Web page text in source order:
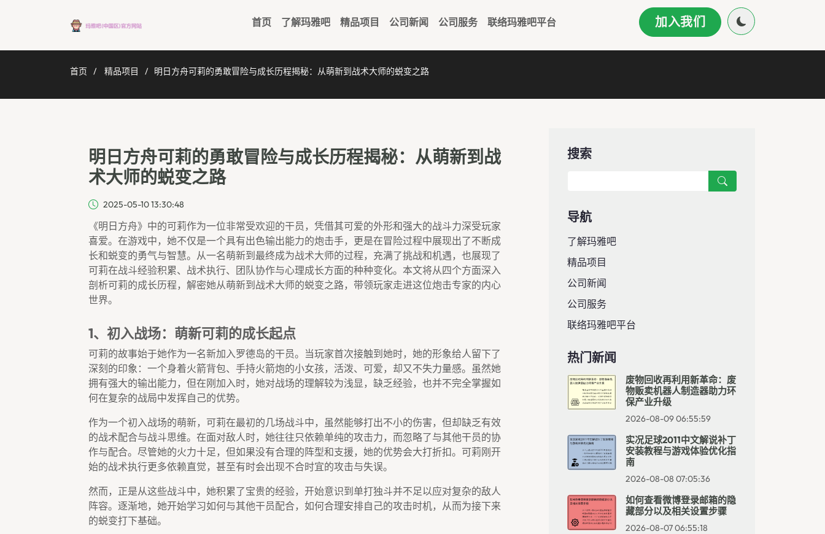
首页 了解玛雅吧 精品项目 公司新闻 公司服务 联络玛雅吧平台 加入我们
首页 精品项目 明日方舟可莉的勇敢冒险与成长历程揭秘：从萌新到战术大师的蜕变之路
明日方舟可莉的勇敢冒险与成长历程揭秘：从萌新到战
术大师的蜕变之路
2025-05-10 13:30:48
《明日方舟》中的可莉作为一位非常受欢迎的干员，凭借其可爱的外形和强大的战斗力深受玩家
喜爱。在游戏中，她不仅是一个具有出色输出能力的炮击手，更是在冒险过程中展现出了不断成
长和蜕变的勇气与智慧。从一名萌新到最终成为战术大师的过程，充满了挑战和机遇，也展现了
可莉在战斗经验积累、战术执行、团队协作与心理成长方面的种种变化。本文将从四个方面深入
剖析可莉的成长历程，解密她从萌新到战术大师的蜕变之路，带领玩家走进这位炮击专家的内心
世界。
1、初入战场：萌新可莉的成长起点
可莉的故事始于她作为一名新加入罗德岛的干员。当玩家首次接触到她时，她的形象给人留下了
深刻的印象：一个身着火箭背包、手持火箭炮的小女孩，活泼、可爱，却又不失力量感。虽然她
拥有强大的输出能力，但在刚加入时，她对战场的理解较为浅显，缺乏经验，也并不完全掌握如
何在复杂的战局中发挥自己的优势。
作为一个初入战场的萌新，可莉在最初的几场战斗中，虽然能够打出不小的伤害，但却缺乏有效
的战术配合与战斗思维。在面对敌人时，她往往只依赖单纯的攻击力，而忽略了与其他干员的协
作与配合。尽管她的火力十足，但如果没有合理的阵型和支援，她的优势会大打折扣。可莉刚开
始的战术执行更多依赖直觉，甚至有时会出现不合时宜的攻击与失误。
然而，正是从这些战斗中，她积累了宝贵的经验，开始意识到单打独斗并不足以应对复杂的敌人
阵容。逐渐地，她开始学习如何与其他干员配合，如何合理安排自己的攻击时机，从而为接下来
的蜕变打下基础。
搜索
导航
了解玛雅吧
精品项目
公司新闻
公司服务
联络玛雅吧平台
热门新闻
废物回收再利用新革命：废
物贩卖机器人制造器助力环
保产业升级
2026-08-09 06:55:59
实况足球2011中文解说补丁
安装教程与游戏体验优化指
南
2026-08-08 07:05:36
如何查看微博登录邮箱的隐
藏部分以及相关设置步骤
2026-08-07 06:55:18